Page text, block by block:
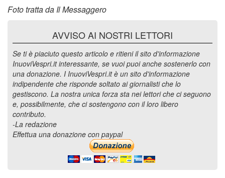
Foto tratta da Il Messaggero
AVVISO AI NOSTRI LETTORI
Se ti è piaciuto questo articolo e ritieni il sito d'informazione
InuoviVespri.it interessante, se vuoi puoi anche sostenerlo con
una donazione. I InuoviVespri.it è un sito d'informazione
indipendente che risponde soltato ai giornalisti che lo
gestiscono. La nostra unica forza sta nei lettori che ci seguono
e, possibilmente, che ci sostengono con il loro libero
contributo.
-La redazione
Effettua una donazione con paypal